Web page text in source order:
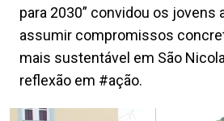
para 2030” convidou os jovens
assumir compromissos
mais sustentável em São
reflexão em #ação.